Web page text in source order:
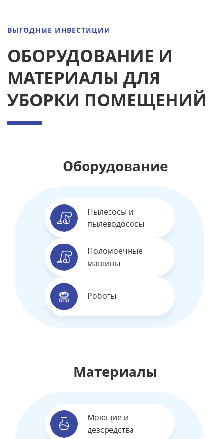
ВЫГОДНЫЕ ИНВЕСТИЦИИ
ОБОРУДОВАНИЕ И
МАТЕРИАЛЫ ДЛЯ
УБОРКИ ПОМЕЩЕНИЙ
Оборудование
Пылесосы и
пылеводососы
Поломоечные
машины
Роботы
Материалы
Моющие и
дезсредства